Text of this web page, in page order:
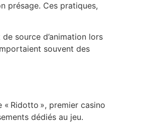
présage. Ces pratiques,
source d’animation lors
souvent des
« Ridotto », premier casino
dédiés au jeu.